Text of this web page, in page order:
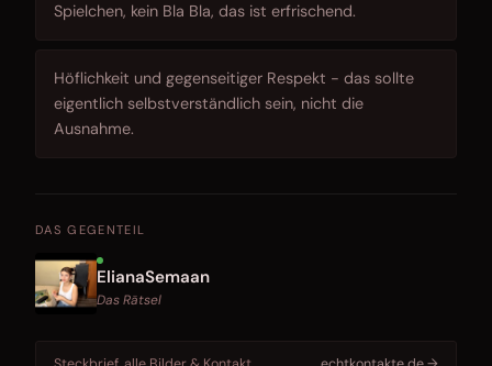
Spielchen, kein Bla Bla, das ist erfrischend.
Höflichkeit und gegenseitiger Respekt - das sollte
eigentlich selbstverständlich sein, nicht die
Ausnahme.
DAS GEGENTEIL
ElianaSemaan
Das Rätsel